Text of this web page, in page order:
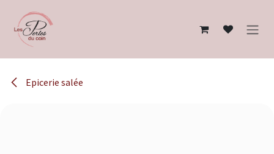
Epicerie salée